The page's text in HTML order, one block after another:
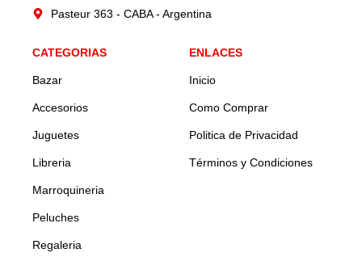
Pasteur 363 - CABA - Argentina
CATEGORIAS
Bazar
Accesorios
Juguetes
Libreria
Marroquineria
Peluches
Regaleria
ENLACES
Inicio
Como Comprar
Politica de Privacidad
Términos y Condiciones